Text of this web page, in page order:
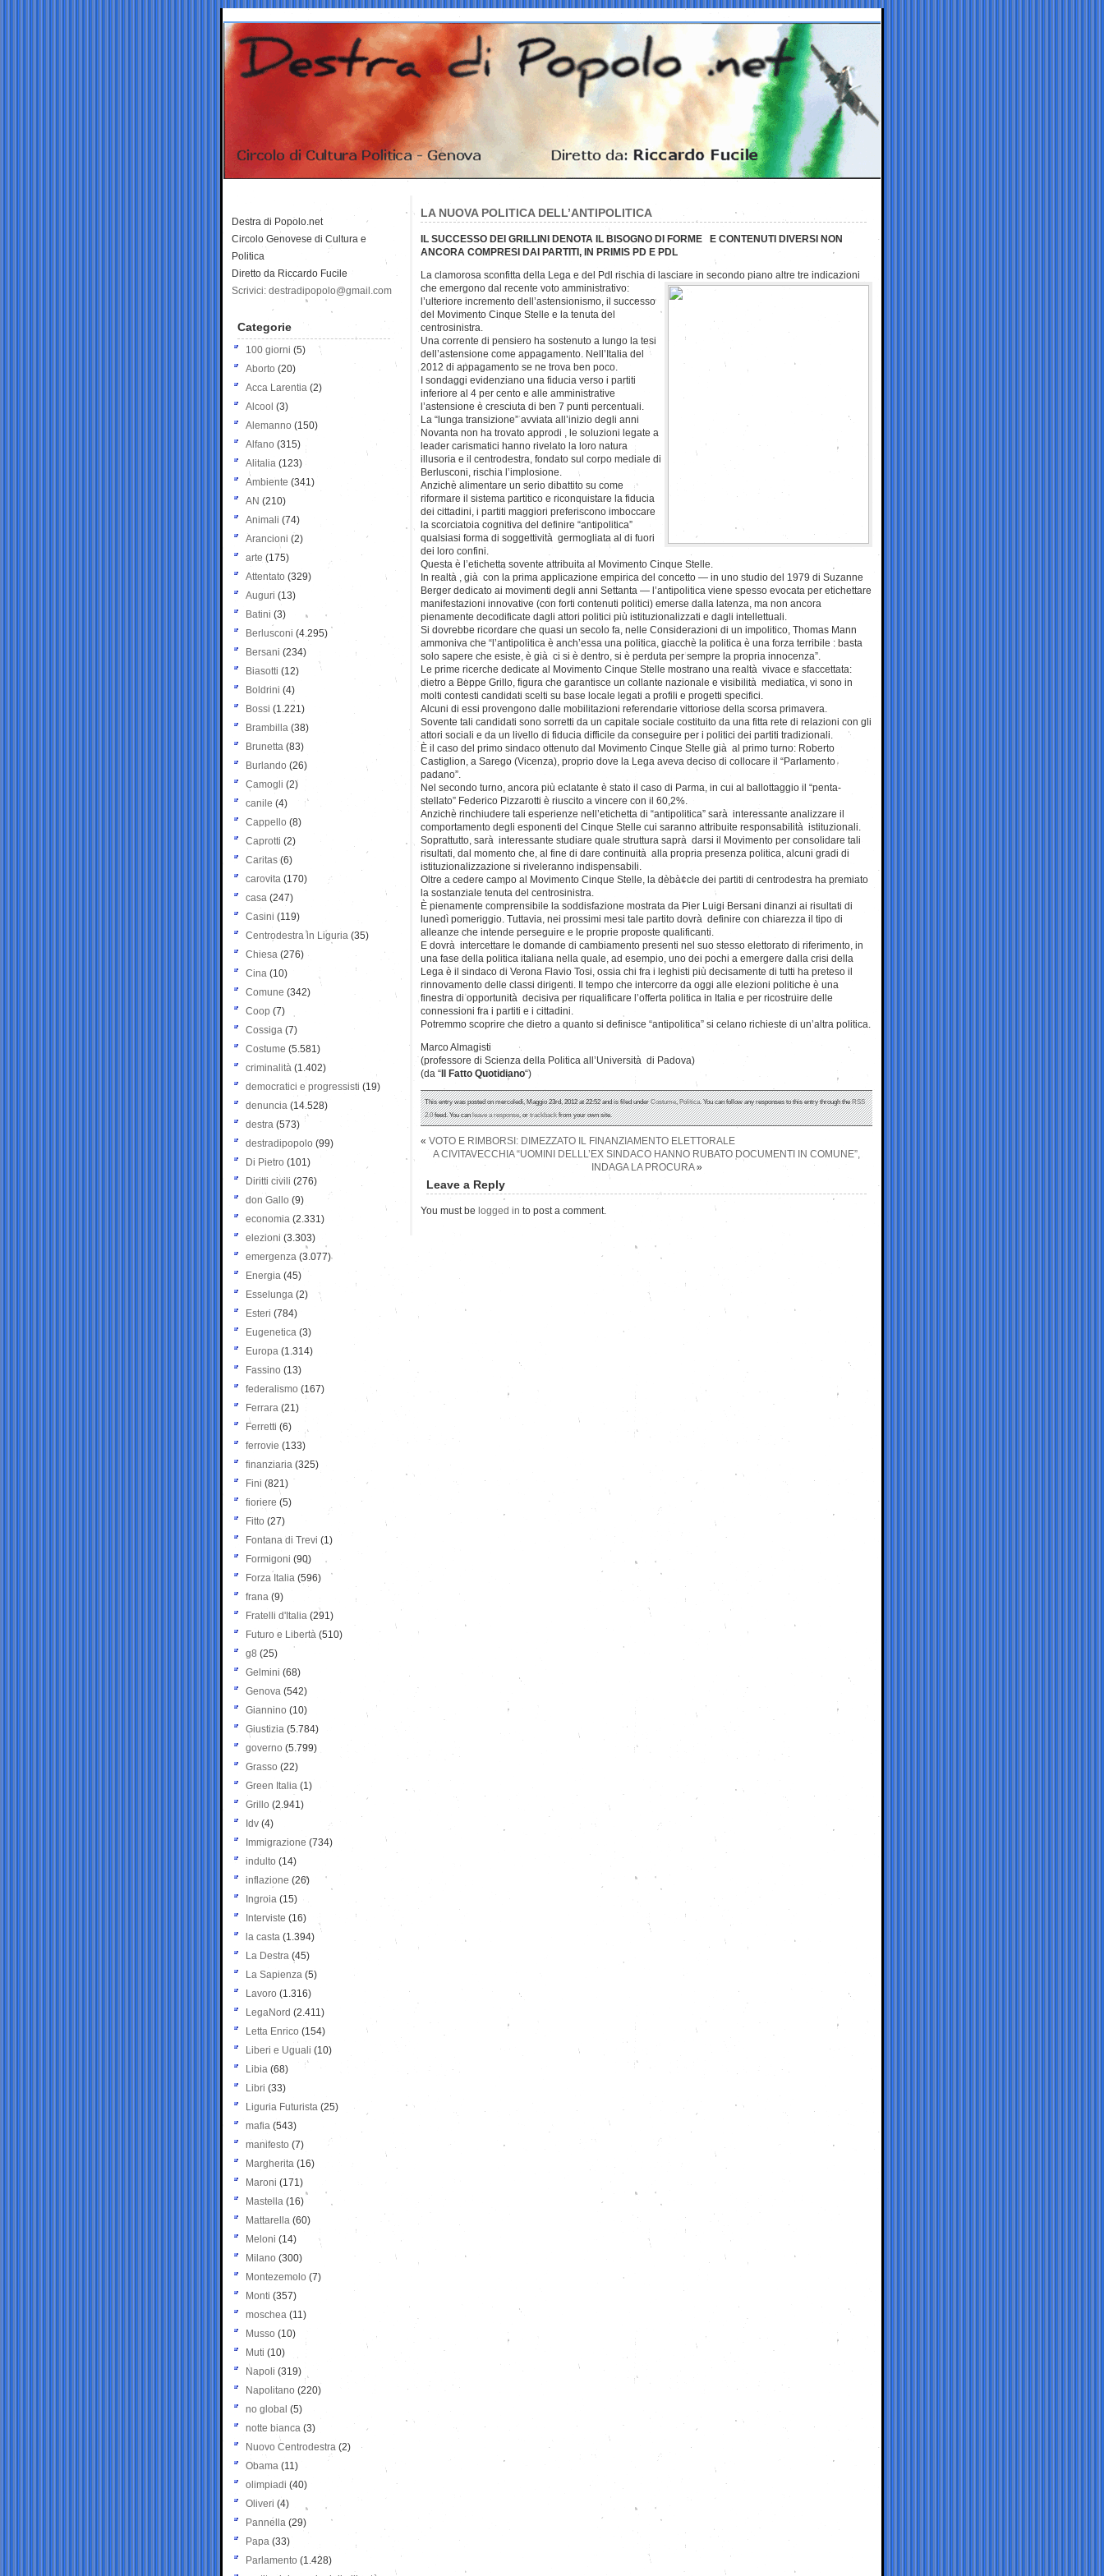
LA NUOVA POLITICA DELL’ANTIPOLITICA
IL SUCCESSO DEI GRILLINI DENOTA IL BISOGNO DI FORME E CONTENUTI DIVERSI NON
ANCORA COMPRESI DAI PARTITI, IN PRIMIS PD E PDL
La clamorosa sconfitta della Lega e del Pdl rischia di lasciare in secondo piano altre tre indicazioni
che emergono dal recente voto amministrativo:
l’ulteriore incremento dell’astensionismo, il successo
del Movimento Cinque Stelle e la tenuta del
centrosinistra.
Una corrente di pensiero ha sostenuto a lungo la tesi
dell’astensione come appagamento. Nell’Italia del
2012 di appagamento se ne trova ben poco.
I sondaggi evidenziano una fiducia verso i partiti
inferiore al 4 per cento e alle amministrative
l’astensione è cresciuta di ben 7 punti percentuali.
La “lunga transizione” avviata all’inizio degli anni
Novanta non ha trovato approdi , le soluzioni legate a
leader carismatici hanno rivelato la loro natura
illusoria e il centrodestra, fondato sul corpo mediale di
Berlusconi, rischia l’implosione.
Anzichè alimentare un serio dibattito su come
riformare il sistema partitico e riconquistare la fiducia
dei cittadini, i partiti maggiori preferiscono imboccare
la scorciatoia cognitiva del definire “antipolitica”
qualsiasi forma di soggettività germogliata al di fuori
dei loro confini.
Questa è l’etichetta sovente attribuita al Movimento Cinque Stelle.
In realtà , già con la prima applicazione empirica del concetto — in uno studio del 1979 di Suzanne
Berger dedicato ai movimenti degli anni Settanta — l’antipolitica viene spesso evocata per etichettare
manifestazioni innovative (con forti contenuti politici) emerse dalla latenza, ma non ancora
pienamente decodificate dagli attori politici più istituzionalizzati e dagli intellettuali.
Si dovrebbe ricordare che quasi un secolo fa, nelle Considerazioni di un impolitico, Thomas Mann
ammoniva che “l’antipolitica è anch’essa una politica, giacchè la politica è una forza terribile : basta
solo sapere che esiste, è già ci si è dentro, si è perduta per sempre la propria innocenza”.
Le prime ricerche dedicate al Movimento Cinque Stelle mostrano una realtà vivace e sfaccettata:
dietro a Beppe Grillo, figura che garantisce un collante nazionale e visibilità mediatica, vi sono in
molti contesti candidati scelti su base locale legati a profili e progetti specifici.
Alcuni di essi provengono dalle mobilitazioni referendarie vittoriose della scorsa primavera.
Sovente tali candidati sono sorretti da un capitale sociale costituito da una fitta rete di relazioni con gli
attori sociali e da un livello di fiducia difficile da conseguire per i politici dei partiti tradizionali.
È il caso del primo sindaco ottenuto dal Movimento Cinque Stelle già al primo turno: Roberto
Castiglion, a Sarego (Vicenza), proprio dove la Lega aveva deciso di collocare il “Parlamento
padano”.
Nel secondo turno, ancora più eclatante è stato il caso di Parma, in cui al ballottaggio il “penta-
stellato” Federico Pizzarotti è riuscito a vincere con il 60,2%.
Anzichè rinchiudere tali esperienze nell’etichetta di “antipolitica” sarà interessante analizzare il
comportamento degli esponenti del Cinque Stelle cui saranno attribuite responsabilità istituzionali.
Soprattutto, sarà interessante studiare quale struttura saprà darsi il Movimento per consolidare tali
risultati, dal momento che, al fine di dare continuità alla propria presenza politica, alcuni gradi di
istituzionalizzazione si riveleranno indispensabili.
Oltre a cedere campo al Movimento Cinque Stelle, la dèbà¢cle dei partiti di centrodestra ha premiato
la sostanziale tenuta del centrosinistra.
È pienamente comprensibile la soddisfazione mostrata da Pier Luigi Bersani dinanzi ai risultati di
lunedì pomeriggio. Tuttavia, nei prossimi mesi tale partito dovrà definire con chiarezza il tipo di
alleanze che intende perseguire e le proprie proposte qualificanti.
E dovrà intercettare le domande di cambiamento presenti nel suo stesso elettorato di riferimento, in
una fase della politica italiana nella quale, ad esempio, uno dei pochi a emergere dalla crisi della
Lega è il sindaco di Verona Flavio Tosi, ossia chi fra i leghisti più decisamente di tutti ha preteso il
rinnovamento delle classi dirigenti. Il tempo che intercorre da oggi alle elezioni politiche è una
finestra di opportunità decisiva per riqualificare l’offerta politica in Italia e per ricostruire delle
connessioni fra i partiti e i cittadini.
Potremmo scoprire che dietro a quanto si definisce “antipolitica” si celano richieste di un’altra politica.
Marco Almagisti
(professore di Scienza della Politica all’Università di Padova)
(da “ Il Fatto Quotidiano“)
This entry was posted on mercoledì, Maggio 23rd, 2012 at 22:52 and is filed underCostume,Politica. You can follow any responses to this entry through theRSS
2.0feed. You canleave a response, ortrackbackfrom your own site.
« VOTO E RIMBORSI: DIMEZZATO IL FINANZIAMENTO ELETTORALE
A CIVITAVECCHIA “UOMINI DELLL’EX SINDACO HANNO RUBATO DOCUMENTI IN COMUNE”,
INDAGA LA PROCURA»
Leave a Reply
You must be logged in to post a comment.
Destra di Popolo.net
Circolo Genovese di Cultura e
Politica
Diretto da Riccardo Fucile
Scrivici: destradipopolo@gmail.com
Categorie
100 giorni (5)
Aborto (20)
Acca Larentia (2)
Alcool (3)
Alemanno (150)
Alfano (315)
Alitalia (123)
Ambiente (341)
AN (210)
Animali (74)
Arancioni (2)
arte (175)
Attentato (329)
Auguri (13)
Batini (3)
Berlusconi (4.295)
Bersani (234)
Biasotti (12)
Boldrini (4)
Bossi (1.221)
Brambilla (38)
Brunetta (83)
Burlando (26)
Camogli (2)
canile (4)
Cappello (8)
Caprotti (2)
Caritas (6)
carovita (170)
casa (247)
Casini (119)
Centrodestra in Liguria (35)
Chiesa (276)
Cina (10)
Comune (342)
Coop (7)
Cossiga (7)
Costume (5.581)
criminalità (1.402)
democratici e progressisti (19)
denuncia (14.528)
destra (573)
destradipopolo (99)
Di Pietro (101)
Diritti civili (276)
don Gallo (9)
economia (2.331)
elezioni (3.303)
emergenza (3.077)
Energia (45)
Esselunga (2)
Esteri (784)
Eugenetica (3)
Europa (1.314)
Fassino (13)
federalismo (167)
Ferrara (21)
Ferretti (6)
ferrovie (133)
finanziaria (325)
Fini (821)
fioriere (5)
Fitto (27)
Fontana di Trevi (1)
Formigoni (90)
Forza Italia (596)
frana (9)
Fratelli d'Italia (291)
Futuro e Libertà (510)
g8 (25)
Gelmini (68)
Genova (542)
Giannino (10)
Giustizia (5.784)
governo (5.799)
Grasso (22)
Green Italia (1)
Grillo (2.941)
Idv (4)
Immigrazione (734)
indulto (14)
inflazione (26)
Ingroia (15)
Interviste (16)
la casta (1.394)
La Destra (45)
La Sapienza (5)
Lavoro (1.316)
LegaNord (2.411)
Letta Enrico (154)
Liberi e Uguali (10)
Libia (68)
Libri (33)
Liguria Futurista (25)
mafia (543)
manifesto (7)
Margherita (16)
Maroni (171)
Mastella (16)
Mattarella (60)
Meloni (14)
Milano (300)
Montezemolo (7)
Monti (357)
moschea (11)
Musso (10)
Muti (10)
Napoli (319)
Napolitano (220)
no global (5)
notte bianca (3)
Nuovo Centrodestra (2)
Obama (11)
olimpiadi (40)
Oliveri (4)
Pannella (29)
Papa (33)
Parlamento (1.428)